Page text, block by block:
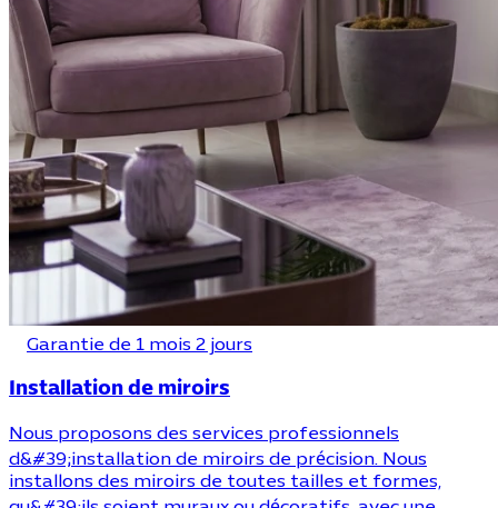
Garantie de 1 mois 2 jours
Installation de miroirs
Nous proposons des services professionnels
d&#39;installation de miroirs de précision. Nous
installons des miroirs de toutes tailles et formes,